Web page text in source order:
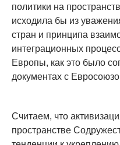
политики на
исходила бы из
стран и принципа
интеграционных
Европы, как это было
документах с
Считаем, что
пространстве